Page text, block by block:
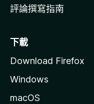
評論撰寫指南
下載
Download Firefox
Windows
macOS